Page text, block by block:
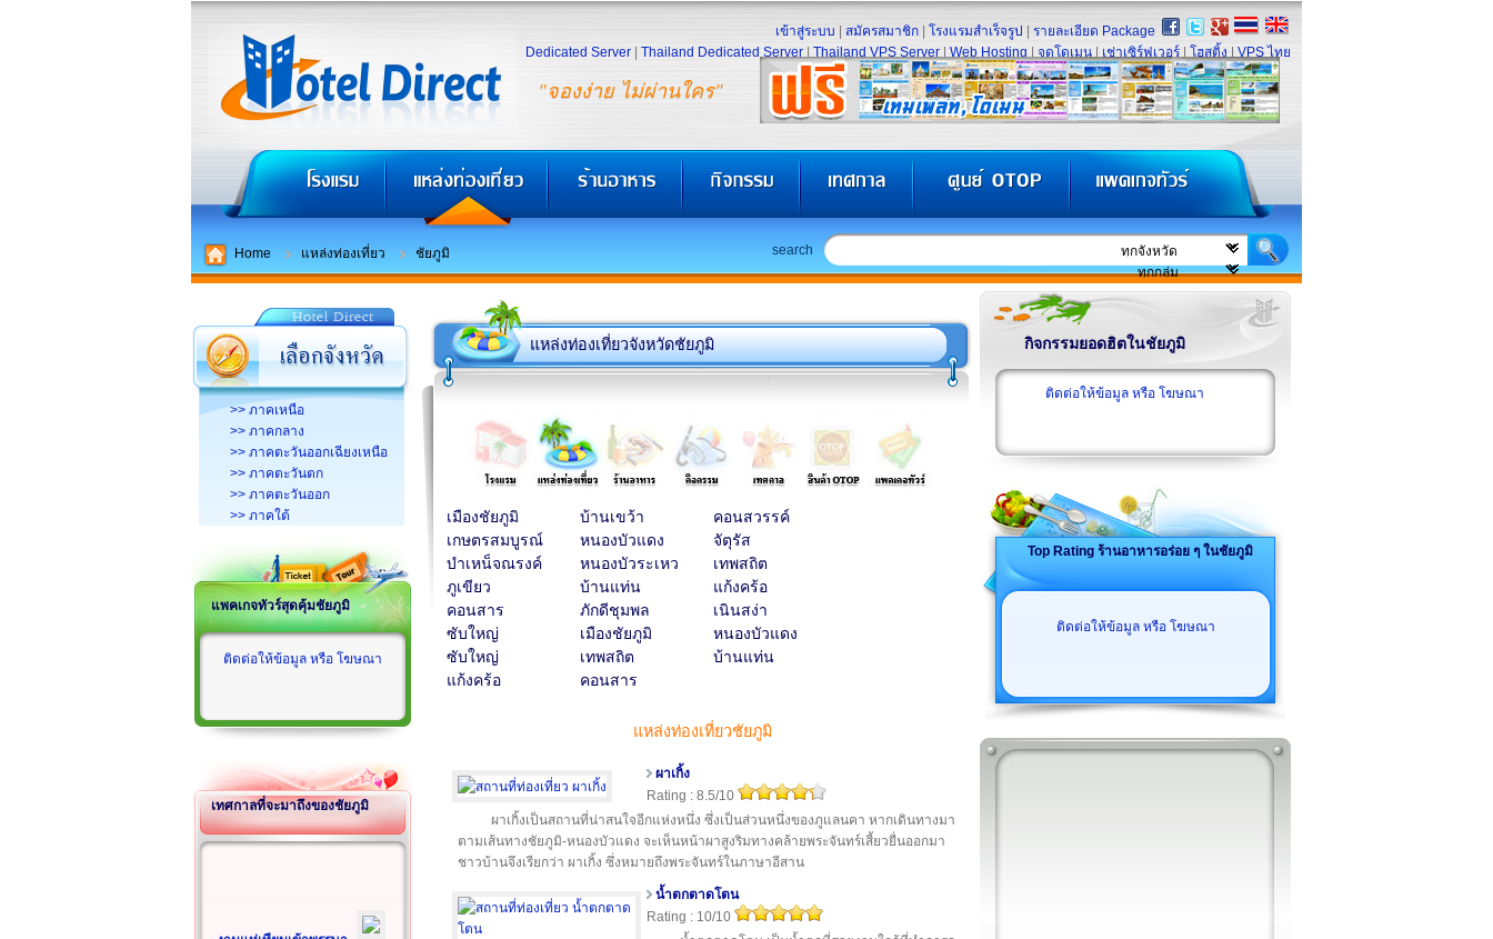
"จองง่าย ไม่ผ่านใคร"
เข้าสู่ระบบ สมัครสมาชิก โรงแรมสำเร็จรูป
รายละเอียด Package
Dedicated Server
Thailand Dedicated Server Thailand VPS Server Web Hosting จดโดเมน เช่าเซิร์ฟเวอร์ โฮสติ้ง VPS ไทย
Home แหล่งท่องเที่ยว ชัยภูมิ search
>> ภาคเหนือ
>> ภาคกลาง
>> ภาคตะวันออกเฉียงเหนือ
>> ภาคตะวันตก
>> ภาคตะวันออก
>> ภาคใต้
แพคเกจทัวร์สุดคุ้มชัยภูมิ
ติดต่อให้ข้อมูล หรือ โฆษณา
เทศกาลที่จะมาถึงของชัยภูมิ
แหล่งท่องเที่ยวจังหวัดชัยภูมิ
เมืองชัยภูมิ บ้านเขว้า
คอนสวรรค์
เกษตรสมบูรณ์
หนองบัวแดง
จัตุรัส
บำเหน็จณรงค์
หนองบัวระเหว
เทพสถิต
ภูเขียว
บ้านแท่น
แก้งคร้อ
คอนสาร
ภักดีชุมพล
เนินสง่า
ซับใหญ่
เมืองชัยภูมิ
หนองบัวแดง
ซับใหญ่
เทพสถิต
บ้านแท่น
แก้งคร้อ
คอนสาร
แหล่งท่องเที่ยวชัยภูมิ
ผาเกิ้ง
Rating : 8.5/10
ผาเกิ้งเป็นสถานที่น่าสนใจอีกแห่งหนึ่ง ซึ่งเป็นส่วนหนึ่งของภูแลนคา หากเดินทางมา
ตามเส้นทางชัยภูมิ-หนองบัวแดง จะเห็นหน้าผาสูงริมทางคล้ายพระจันทร์เสี้ยวยื่นออกมา
ชาวบ้านจึงเรียกว่า ผาเกิ้ง ซึ่งหมายถึงพระจันทร์ในภาษาอีสาน
น้ำตกตาดโตน
Rating : 10/10
กิจกรรมยอดฮิตในชัยภูมิ
ติดต่อให้ข้อมูล หรือ โฆษณา
Top Rating ร้านอาหารอร่อย ๆ ในชัยภูมิ
ติดต่อให้ข้อมูล หรือ โฆษณา